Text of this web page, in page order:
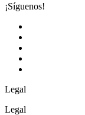
¡Síguenos!
Legal
Legal